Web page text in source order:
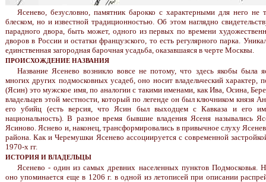
Ясенево, безусловно, памятник барокко с характерными для него
блеском, но и известной традиционностью. Об этом наглядно
парадного двора, быть может, одного из первых по времени
дворов в России и остатки французского, то есть регулярного парка.
единственная загородная барочная усадьба, оказавшаяся в черте Москвы.
ПРОИСХОЖДЕНИЕ НАЗВАНИЯ
Название Ясенево возникло вовсе не потому, что здесь якобы была
многих других подмосковных усадеб, оно носит владельческий характер,
(Ясин) это мужское имя, по аналогии с такими именами, как Ива, Осина,
владельцев этой местности, который по легенде он был ключником князя
его убийц (есть версия, что Ясин был выходцем с Кавказа и его
национальность). В разное время бывшие владения Ясеня назывались
Ясиново. Яснево и, наконец, трансформировались в привычное слуху
района. Как и Черемушки Ясенево ассоциируется с современной
1970-х гг.
ИСТОРИЯ И ВЛАДЕЛЬЦЫ
Ясенево - один из самых древних населенных пунктов Подмосковья.
оно упоминается еще в 1206 г. в одной из летописей при описании